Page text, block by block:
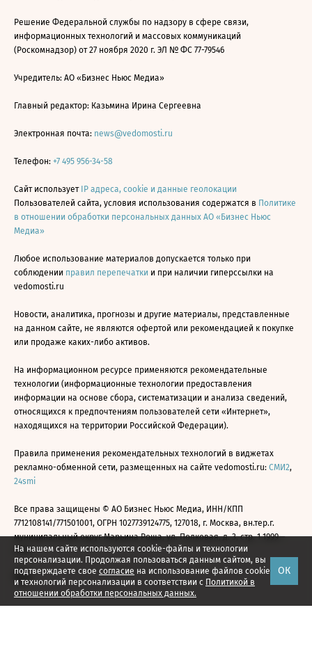
На нашем сайте используются cookie-файлы и технологии
персонализации. Продолжая пользоваться данным сайтом, вы
подтверждаете свое согласие на использование файлов cookie
и технологий персонализации в соответствии с Политикой в
отношении обработки персональных данных.
ОК
Решение Федеральной службы по надзору в сфере связи,
информационных технологий и массовых коммуникаций
(Роскомнадзор) от 27 ноября 2020 г. ЭЛ № ФС 77-79546
Учредитель: АО «Бизнес Ньюс Медиа»
Главный редактор: Казьмина Ирина Сергеевна
Электронная почта: news@vedomosti.ru
Телефон: +7 495 956-34-58
Сайт использует IP адреса, cookie и данные геолокации
Пользователей сайта, условия использования содержатся в Политике
в отношении обработки персональных данных АО «Бизнес Ньюс
Медиа»
Любое использование материалов допускается только при
соблюдении правил перепечатки и при наличии гиперссылки на
vedomosti.ru
Новости, аналитика, прогнозы и другие материалы, представленные
на данном сайте, не являются офертой или рекомендацией к покупке
или продаже каких-либо активов.
На информационном ресурсе применяются рекомендательные
технологии (информационные технологии предоставления
информации на основе сбора, систематизации и анализа сведений,
относящихся к предпочтениям пользователей сети «Интернет»,
находящихся на территории Российской Федерации).
Правила применения рекомендательных технологий в виджетах
рекламно-обменной сети, размещенных на сайте vedomosti.ru: СМИ2,
24smi
Все права защищены © АО Бизнес Ньюс Медиа, ИНН/КПП
7712108141/771501001, ОГРН 1027739124775, 127018, г. Москва, вн.тер.г.
муниципальный округ Марьина Роща, ул. Полковая, д. 3, стр. 1 1999—
2026